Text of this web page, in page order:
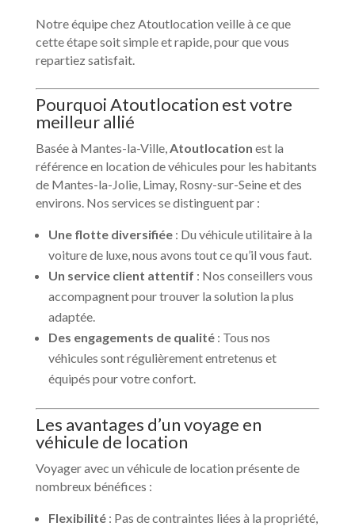
Notre équipe chez Atoutlocation veille à ce que
cette étape soit simple et rapide, pour que vous
repartiez satisfait.
Pourquoi Atoutlocation est votre
meilleur allié
Basée à Mantes-la-Ville,Atoutlocation est la
référence en location de véhicules pour les habitants
de Mantes-la-Jolie, Limay, Rosny-sur-Seine et des
environs. Nos services se distinguent par :
Une flotte diversifiée: Du véhicule utilitaire à la
voiture de luxe, nous avons tout ce qu’il vous faut.
Un service client attentif : Nos conseillers vous
accompagnent pour trouver la solution la plus
adaptée.
Des engagements de qualité: Tous nos
véhicules sont régulièrement entretenus et
équipés pour votre confort.
Les avantages d’un voyage en
véhicule de location
Voyager avec un véhicule de location présente de
nombreux bénéfices :
Flexibilité: Pas de contraintes liées à la propriété,